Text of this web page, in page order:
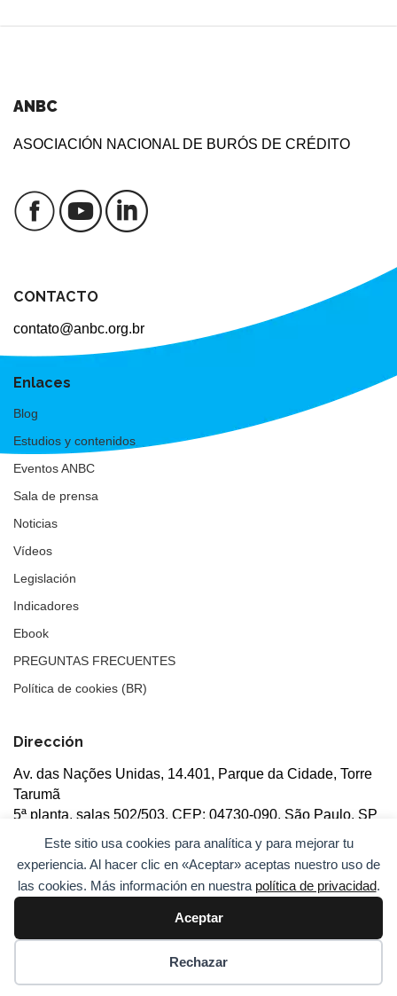
Este sitio usa cookies para analítica y para mejorar tu
experiencia. Al hacer clic en «Aceptar» aceptas nuestro uso de
las cookies. Más información en nuestra política de privacidad.
Aceptar
Rechazar
ANBC
ASOCIACIÓN NACIONAL DE BURÓS DE CRÉDITO
CONTACTO
contato@anbc.org.br
Enlaces
Blog
Estudios y contenidos
Eventos ANBC
Sala de prensa
Noticias
Vídeos
Legislación
Indicadores
Ebook
PREGUNTAS FRECUENTES
Política de cookies (BR)
Dirección
Av. das Nações Unidas, 14.401, Parque da Cidade, Torre
Tarumã
5ª planta, salas 502/503, CEP: 04730-090, São Paulo, SP
© 2026ANBC.Todos los derechos reservados.Mapa del